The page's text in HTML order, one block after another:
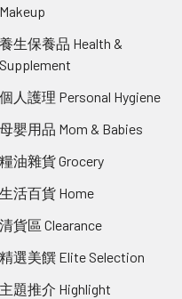
Makeup
養生保養品 Health &
Supplement
個人護理 Personal Hygiene
母嬰用品 Mom & Babies
糧油雜貨 Grocery
生活百貨 Home
清貨區 Clearance
精選美饌 Elite Selection
主題推介 Highlight